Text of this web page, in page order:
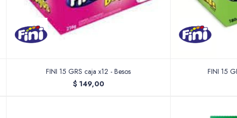
FINI 15 GRS caja x12 - Besos
$ 149,00
FINI 15